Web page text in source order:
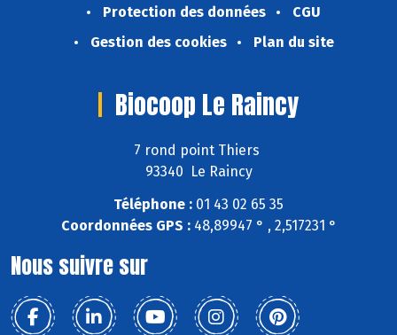
Protection des données
CGU
Gestion des cookies
Plan du site
Biocoop Le Raincy
7 rond point Thiers
93340 Le Raincy
Téléphone : 01 43 02 65 35
Coordonnées GPS :48,89947 ° , 2,517231 °
Nous suivre sur